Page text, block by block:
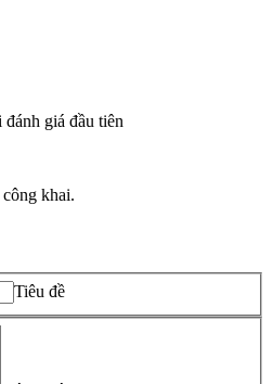
giá đầu tiên
khai.
Tiêu đề